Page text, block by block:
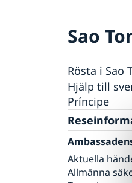
Sao
Rösta i Sao
Hjälp till
Príncipe
Rösta i Sao
Akut hjälp
Larmcentraler
Pass
Provisoriskt
Andra
Aktuella
Allmänna